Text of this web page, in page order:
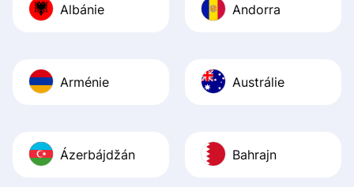
Recommend it!
Albánie Andorra
Arménie Austrálie
Ázerbájdžán Bahrajn